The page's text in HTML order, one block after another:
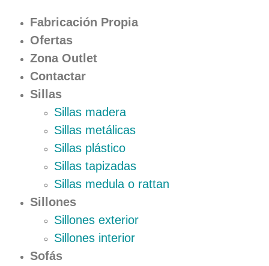
Fabricación Propia
Ofertas
Zona Outlet
Contactar
Sillas
Sillas madera
Sillas metálicas
Sillas plástico
Sillas tapizadas
Sillas medula o rattan
Sillones
Sillones exterior
Sillones interior
Sofás